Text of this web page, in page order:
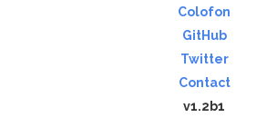
Colofon
GitHub
Twitter
Contact
v1.2b1